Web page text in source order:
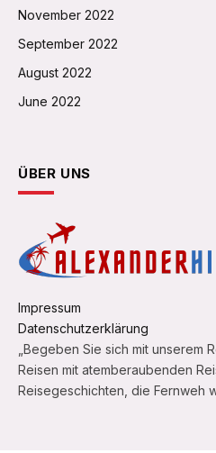
November 2022
September 2022
August 2022
June 2022
ÜBER UNS
Impressum
Datenschutzerklärung
„Begeben Sie sich mit unserem
Reisen mit atemberaubenden
Reisegeschichten, die Fernweh